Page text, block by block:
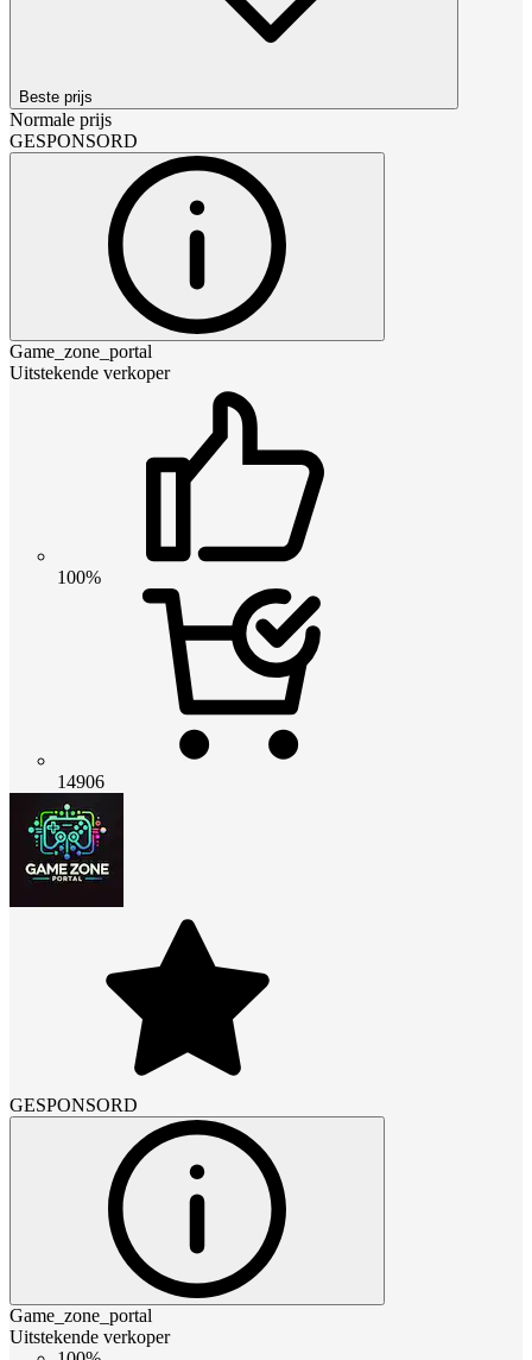
Beste prijs
Normale prijs
GESPONSORD
Game_zone_portal
Uitstekende verkoper
100%
14906
GESPONSORD
Game_zone_portal
Uitstekende verkoper